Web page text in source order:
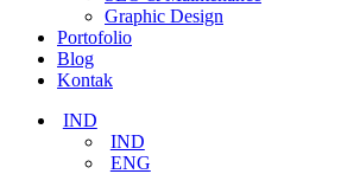
Graphic Design
Portofolio
Blog
Kontak
IND
IND
ENG